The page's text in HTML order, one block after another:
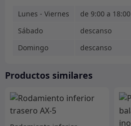
Lunes - Viernes
de 9:00 a 18:00
Sábado
descanso
Domingo
descanso
Productos similares